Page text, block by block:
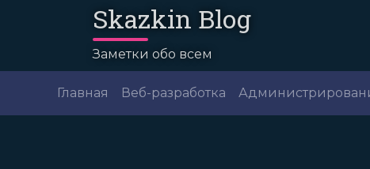
Skazkin Blog
Заметки обо всем
Главная Веб-разработка